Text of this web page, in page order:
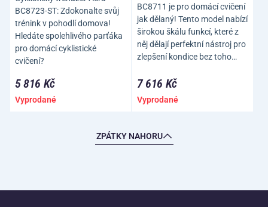
BC8723-ST: Zdokonalte svůj
trénink v pohodlí domova!
Hledáte spolehlivého parťáka
pro domácí cyklistické
cvičení?
5 816 Kč
Vyprodané
BC8711 je pro domácí cvičení
jak dělaný! Tento model nabízí
širokou škálu funkcí, které z
něj dělají perfektní nástroj pro
zlepšení kondice bez toho…
7 616 Kč
Vyprodané
ZPÁTKY NAHORU